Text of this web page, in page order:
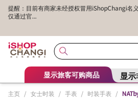
提醒：目前有商家未经授权冒用iShopChangi名
仅通过官...
显示旅客可购商品 显
主页 / 女士时装 / 手表 / 时装手表 /